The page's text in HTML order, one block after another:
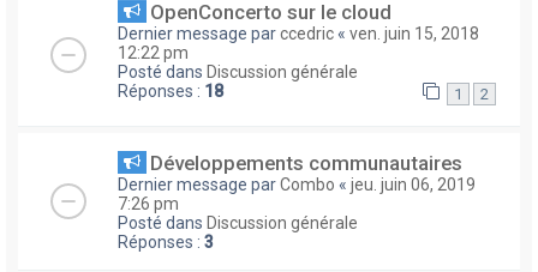
OpenConcerto sur le cloud
Dernier message parccedric « ven. juin 15, 2018
12:22 pm
Posté dans Discussion générale
Réponses : 18 1 2
Développements communautaires
Dernier message parCombo « jeu. juin 06, 2019
7:26 pm
Posté dans Discussion générale
Réponses : 3